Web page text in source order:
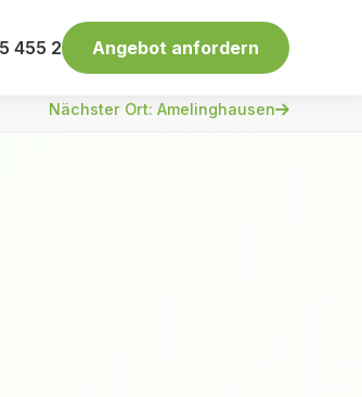
455 2 Angebot anfordern
Nächster Ort: Amelinghausen